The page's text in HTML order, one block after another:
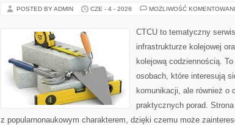
POSTED BY ADMIN CZE - 4 - 2026 MOŻLIWOŚĆ
CTCU to tematyczny
infrastrukturze kolejowej
kolejową codziennością.
osobach, które interesują
komunikacji, ale również o
praktycznych porad. Strona
z popularnonaukowym charakterem, dzięki czemu może